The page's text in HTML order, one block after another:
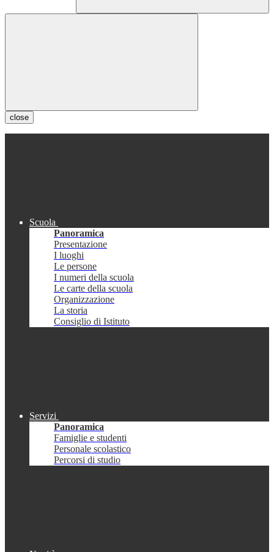
close
Scuola
Panoramica
Presentazione
I luoghi
Le persone
I numeri della scuola
Le carte della scuola
Organizzazione
La storia
Consiglio di Istituto
Servizi
Panoramica
Famiglie e studenti
Personale scolastico
Percorsi di studio